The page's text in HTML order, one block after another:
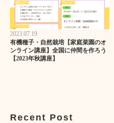
2023.07.19
有機種子・自然栽培【家庭菜園のオ
ンライン講座】全国に仲間を作ろう
【2023年秋講座】
Recent Post